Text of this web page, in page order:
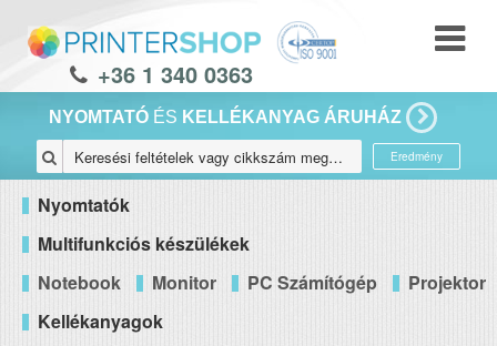
+36 1 340 0363
NYOMTATÓ ÉS KELLÉKANYAG ÁRUHÁZ
Eredmény
Nyomtatók
Multifunkciós készülékek
Notebook
Monitor PC Számítógép
Projektor
Kellékanyagok